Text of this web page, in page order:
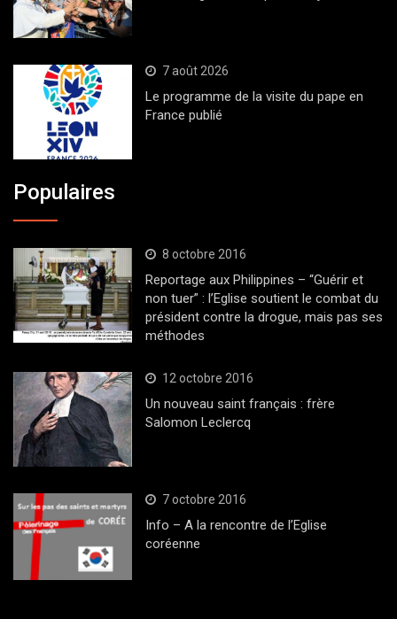
7 août 2026
Le programme de la visite du pape en
France publié
Populaires
8 octobre 2016
Reportage aux Philippines – “Guérir et
non tuer” : l’Eglise soutient le combat du
président contre la drogue, mais pas ses
méthodes
12 octobre 2016
Un nouveau saint français : frère
Salomon Leclercq
7 octobre 2016
Info – A la rencontre de l’Eglise
coréenne